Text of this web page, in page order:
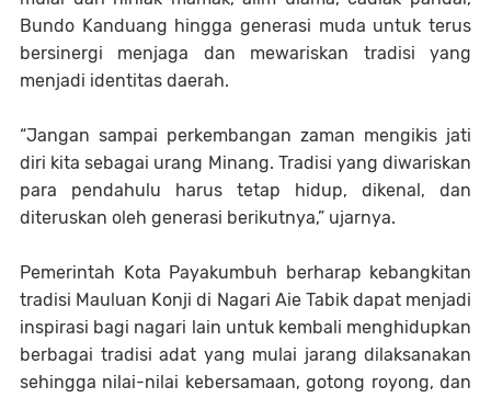
Bundo Kanduang hingga generasi muda untuk terus
bersinergi menjaga dan mewariskan tradisi yang
menjadi identitas daerah.
“Jangan sampai perkembangan zaman mengikis jati
diri kita sebagai urang Minang. Tradisi yang diwariskan
para pendahulu harus tetap hidup, dikenal, dan
diteruskan oleh generasi berikutnya,” ujarnya.
Pemerintah Kota Payakumbuh berharap kebangkitan
tradisi Mauluan Konji di Nagari Aie Tabik dapat menjadi
inspirasi bagi nagari lain untuk kembali menghidupkan
berbagai tradisi adat yang mulai jarang dilaksanakan
sehingga nilai-nilai kebersamaan, gotong royong, dan